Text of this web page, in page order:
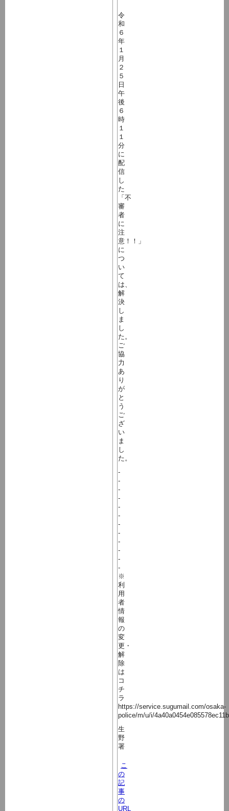
令
和
６
年
１
月
２
５
日
午
後
６
時
１
１
分
に
配
信
し
た
「不
審
者
に
注
意！！」
に
つ
い
て
は、
解
決
し
ま
し
た。
ご
協
力
あ
り
が
と
う
ご
ざ
い
ま
し
た。
-
-
-
-
-
-
-
-
-
-
-
-
※
利
用
者
情
報
の
変
更・
解
除
は
コ
チ
ラ
https://service.sugumail.com/osaka-
police/m/u/i/
生
野
署
こ
の
記
事
の
URL